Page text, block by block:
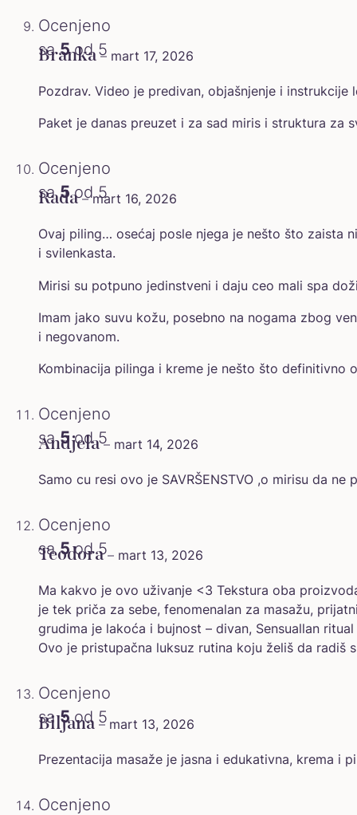
Ocenjeno
sa5od 5
Branka– mart 17, 2026
Pozdrav. Video je predivan, objašnjenje i instrukcije
Paket je danas preuzet i za sad miris i struktura za
Ocenjeno
sa5od 5
Rada– mart 16, 2026
Ovaj piling… osećaj posle njega je nešto što zaista
i svilenkasta.
Mirisi su potpuno jedinstveni i daju ceo mali spa
Imam jako suvu kožu, posebno na nogama zbog
i negovanom.
Kombinacija pilinga i kreme je nešto što definitivno
Ocenjeno
sa5od 5
Andjela– mart 14, 2026
Samo cu resi ovo je SAVRŠENSTVO ,o mirisu da
Ocenjeno
sa5od 5
Teodora– mart 13, 2026
Ma kakvo je ovo uživanje <3 Tekstura oba
je tek priča za sebe, fenomenalan za masažu,
grudima je lakoća i bujnost – divan, Sensuallan
Ovo je pristupačna luksuz rutina koju želiš da radiš
Ocenjeno
sa5od 5
Biljana – mart 13, 2026
Prezentacija masaže je jasna i edukativna, krema i
Ocenjeno